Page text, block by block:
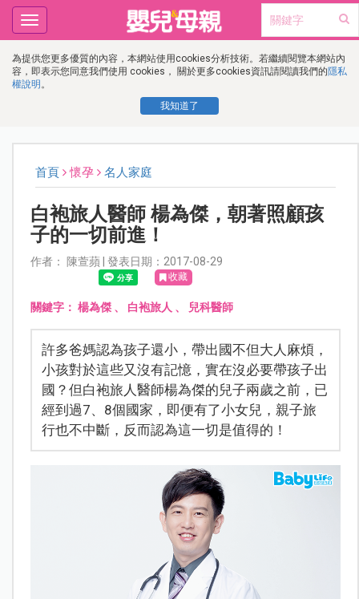
為提供您更多優質的內容，本網站使用cookies分析技術。若繼續閱覽本網站內
容，即表示您同意我們使用 cookies， 關於更多cookies資訊請閱讀我們的隱私
權說明 。
我知道了
Toggle
navigation
首頁 懷孕 名人家庭
白袍旅人醫師 楊為傑，朝著照顧孩
子的一切前進！
作者： 陳萱蘋 | 發表日期：2017-08-29
收藏
關鍵字： 楊為傑、 白袍旅人 、 兒科醫師
許多爸媽認為孩子還小，帶出國不但大人麻煩，
小孩對於這些又沒有記憶，實在沒必要帶孩子出
國？但白袍旅人醫師楊為傑的兒子兩歲之前，已
經到過7、8個國家，即便有了小女兒，親子旅
行也不中斷，反而認為這一切是值得的！